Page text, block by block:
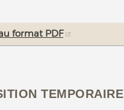
format PDF
TEMPORAIRE